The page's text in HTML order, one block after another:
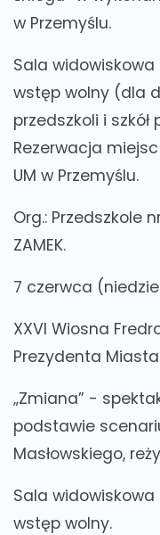
w Przemyślu.
Sala
wstęp wolny (dla
przedszkoli i
Rezerwacja
UM w Przemyślu.
Org.: Przedszkole
ZAMEK.
7 czerwca
XXVI Wiosna
Prezydenta
„Zmiana” -
podstawie
Masłowskiego,
Sala
wstęp wolny.